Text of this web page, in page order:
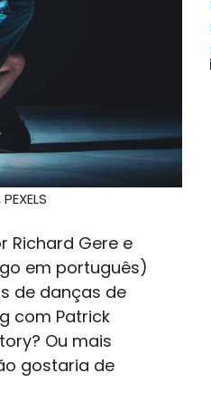
Richard Gere e
em português)
de danças de
com Patrick
Ou mais
gostaria de